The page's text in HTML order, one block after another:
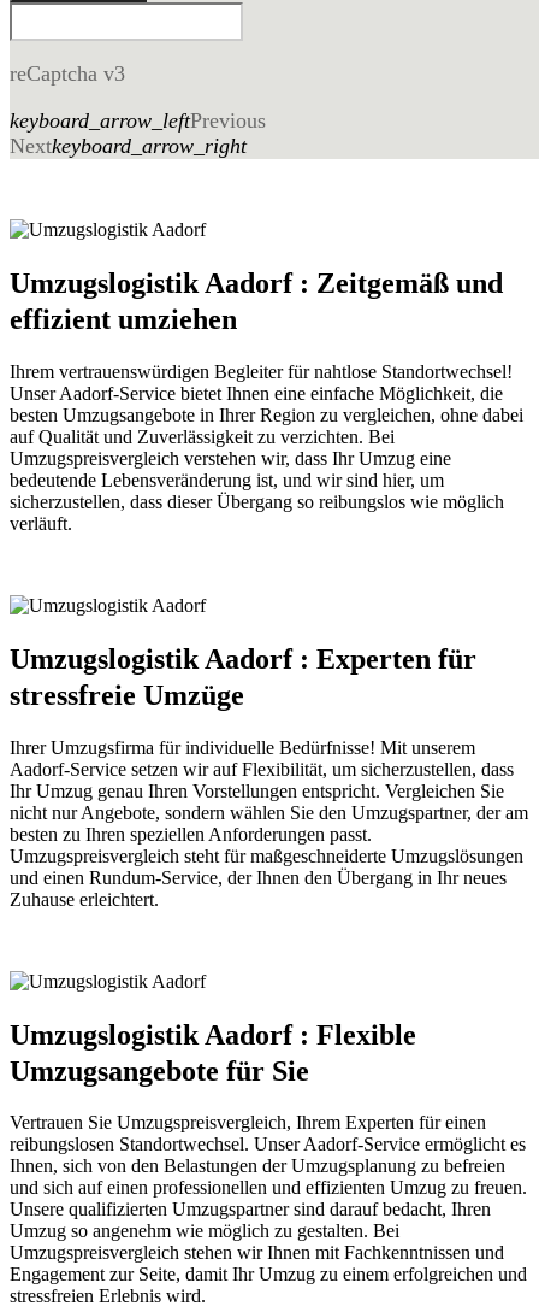
reCaptcha v3
keyboard_arrow_leftPrevious
Nextkeyboard_arrow_right
Umzugslogistik Aadorf : Zeitgemäß und
effizient umziehen
Ihrem vertrauenswürdigen Begleiter für nahtlose Standortwechsel!
Unser Aadorf-Service bietet Ihnen eine einfache Möglichkeit, die
besten Umzugsangebote in Ihrer Region zu vergleichen, ohne dabei
auf Qualität und Zuverlässigkeit zu verzichten. Bei
Umzugspreisvergleich verstehen wir, dass Ihr Umzug eine
bedeutende Lebensveränderung ist, und wir sind hier, um
sicherzustellen, dass dieser Übergang so reibungslos wie möglich
verläuft.
Umzugslogistik Aadorf : Experten für
stressfreie Umzüge
Ihrer Umzugsfirma für individuelle Bedürfnisse! Mit unserem
Aadorf-Service setzen wir auf Flexibilität, um sicherzustellen, dass
Ihr Umzug genau Ihren Vorstellungen entspricht. Vergleichen Sie
nicht nur Angebote, sondern wählen Sie den Umzugspartner, der am
besten zu Ihren speziellen Anforderungen passt.
Umzugspreisvergleich steht für maßgeschneiderte Umzugslösungen
und einen Rundum-Service, der Ihnen den Übergang in Ihr neues
Zuhause erleichtert.
Umzugslogistik Aadorf : Flexible
Umzugsangebote für Sie
Vertrauen Sie Umzugspreisvergleich, Ihrem Experten für einen
reibungslosen Standortwechsel. Unser Aadorf-Service ermöglicht es
Ihnen, sich von den Belastungen der Umzugsplanung zu befreien
und sich auf einen professionellen und effizienten Umzug zu freuen.
Unsere qualifizierten Umzugspartner sind darauf bedacht, Ihren
Umzug so angenehm wie möglich zu gestalten. Bei
Umzugspreisvergleich stehen wir Ihnen mit Fachkenntnissen und
Engagement zur Seite, damit Ihr Umzug zu einem erfolgreichen und
stressfreien Erlebnis wird.